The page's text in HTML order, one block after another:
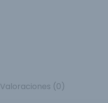
Valoraciones (0)